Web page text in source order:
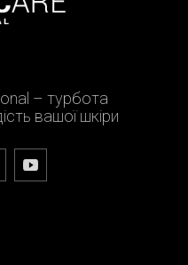
– турбота
вашої шкіри